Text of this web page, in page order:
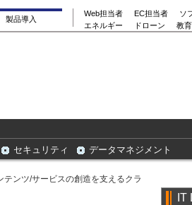
製品導入
Web担当者 EC担当者
ソ
エネルギー
ドローン 教
セキュリティ データマネジメント
テンツ/サービスの創造を支えるクラ
IT